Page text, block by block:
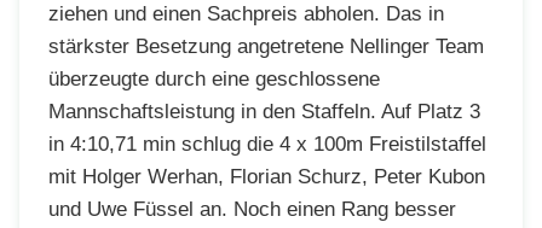
ziehen und einen Sachpreis abholen. Das in
stärkster Besetzung angetretene Nellinger Team
überzeugte durch eine geschlossene
Mannschaftsleistung in den Staffeln. Auf Platz 3
in 4:10,71 min schlug die 4 x 100m Freistilstaffel
mit Holger Werhan, Florian Schurz, Peter Kubon
und Uwe Füssel an. Noch einen Rang besser